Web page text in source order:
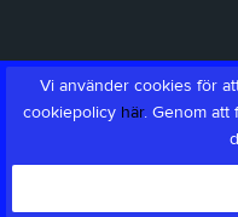
Vi använder cookies för
cookiepolicy här. Genom att